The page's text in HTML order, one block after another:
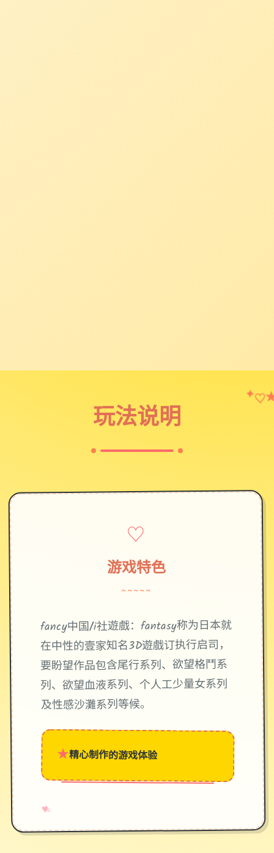
玩法说明
✦♡
♡
游戏特色
~~~~~
fancy中国/i社遊戲：fantasy称为日本就
在中性的壹家知名3D遊戲订执行启司，
要盼望作品包含尾行系列、欲望格鬥系
列、欲望血液系列、个人工少量女系列
及性感沙灘系列等候。
★精心制作的游戏体验
♥
✧
→